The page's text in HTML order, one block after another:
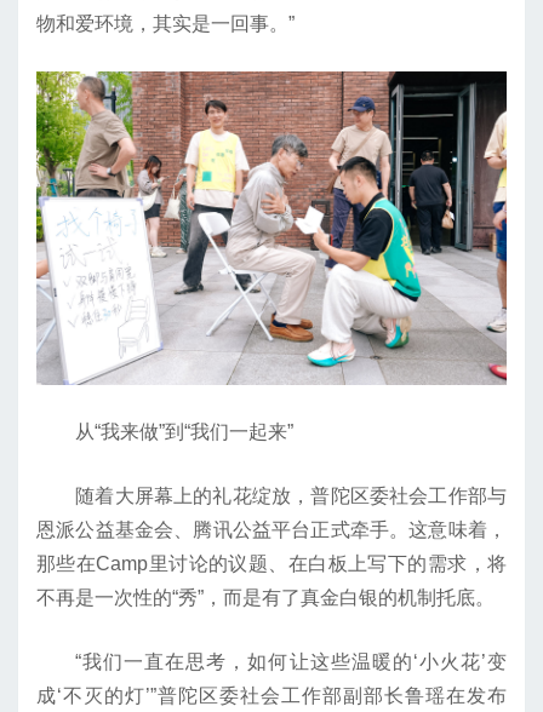
物和爱环境，其实是一回事。”
从“我来做”到“我们一起来”
随着大屏幕上的礼花绽放，普陀区委社会工作部与
恩派公益基金会、腾讯公益平台正式牵手。这意味着，
那些在Camp里讨论的议题、在白板上写下的需求，将
不再是一次性的“秀”，而是有了真金白银的机制托底。
“我们一直在思考，如何让这些温暖的‘小火花’变
成‘不灭的灯’”普陀区委社会工作部副部长鲁瑶在发布